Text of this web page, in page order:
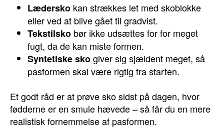
Lædersko kan strækkes let med skoblokke
eller ved at blive gået til gradvist.
Tekstilsko bør ikke udsættes for for meget
fugt, da de kan miste formen.
Syntetiske skogiver sig sjældent meget, så
pasformen skal være rigtig fra starten.
Et godt råd er at prøve sko sidst på dagen, hvor
fødderne er en smule hævede – så får du en mere
realistisk fornemmelse af pasformen.